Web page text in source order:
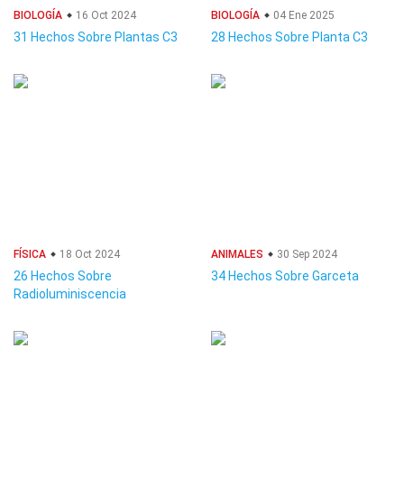
BIOLOGÍA 16 Oct 2024
31 Hechos Sobre Plantas C3
BIOLOGÍA 04 Ene 2025
28 Hechos Sobre Planta C3
FÍSICA 18 Oct 2024
26 Hechos Sobre
Radioluminiscencia
ANIMALES 30 Sep 2024
34 Hechos Sobre Garceta